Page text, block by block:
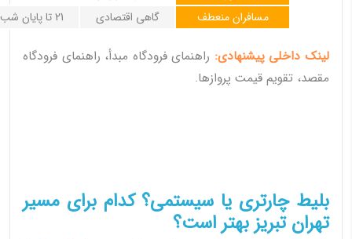
21 تا پایان شب
گاهی اقتصادی مسافران منعطف
لینک داخلی پیشنهادی: راهنمای فرودگاه مبدأ، راهنمای فرودگاه
مقصد، تقویم قیمت پروازها.
بلیط چارتری یا سیستمی؟ کدام برای مسیر
تهران تبریز بهتر است؟